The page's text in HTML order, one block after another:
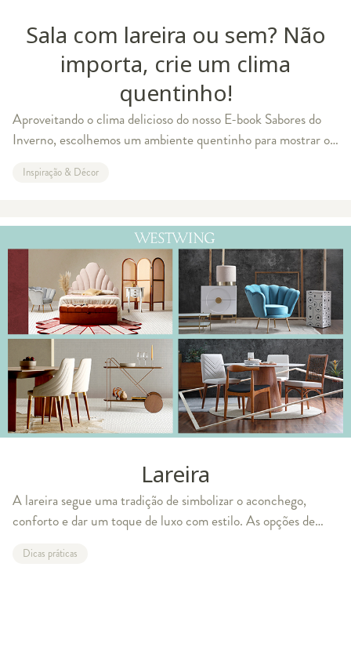
Sala com lareira ou sem? Não
importa, crie um clima
quentinho!
Aproveitando o clima delicioso do nosso E-book Sabores do
Inverno, escolhemos um ambiente quentinho para mostrar os
nos dias frios. Se você t
Inspiração & Décor
Lareira
A lareira segue uma tradição de simbolizar o aconchego,
conforto e dar um toque de luxo com estilo. As opções de
visual mais moderno e alta tecn
Dicas práticas